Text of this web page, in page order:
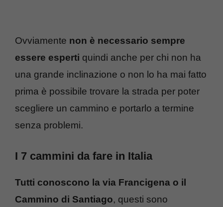
Ovviamente non è necessario sempre
essere esperti quindi anche per chi non ha
una grande inclinazione o non lo ha mai fatto
prima è possibile trovare la strada per poter
scegliere un cammino e portarlo a termine
senza problemi.
I 7 cammini da fare in Italia
Tutti conoscono la via Francigena o il
Cammino di Santiago, questi sono